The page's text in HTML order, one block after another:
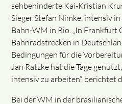
sehbehinderte Kai-Kristian
Sieger Stefan Nimke, intensiv
Bahn-WM in Rio. „In Frankfurt
Bahnradstrecken in
Bedingungen für die
Jan Ratzke hat die Tage
intensiv zu arbeiten“, berichtet
Bei der WM in der